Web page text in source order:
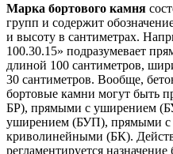
Марка бортового камня
групп и содержит
и высоту в сантиметрах.
100.30.15» подразумевает
длиной 100 сантиметров,
30 сантиметров. Вообще,
бортовые камни могут быть
БР), прямыми с уширением
уширением (БУП), прямыми с
криволинейными (БК).
регламентируется